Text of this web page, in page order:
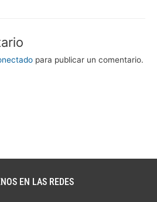
para publicar un comentario.
EN LAS REDES